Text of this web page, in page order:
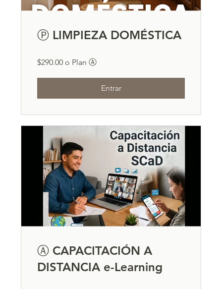
Ⓟ LIMPIEZA DOMÉSTICA
$290.00 o Plan Ⓐ
Entrar
Ⓐ CAPACITACIÓN A
DISTANCIA e-Learning